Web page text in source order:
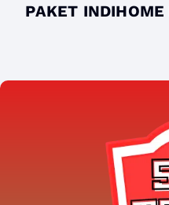
PAKET